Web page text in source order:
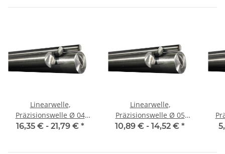
Linearwelle,
Präzisionswelle Ø 04
mm, 500 mm, gehärtet
16,35 € - 21,79 € *
Linearwelle,
Präzisionswelle Ø 05
mm, 500 mm, gehärtet
10,89 € - 14,52 € *